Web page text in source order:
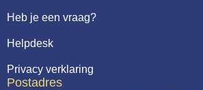
Heb je een vraag?
Helpdesk
Privacy verklaring
Postadres